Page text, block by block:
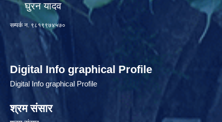
घुरन यादव
सम्पर्क न. ९८१९९७४५७०
Digital Info graphical Profile
Digital Info graphical Profile
श्रम संसार